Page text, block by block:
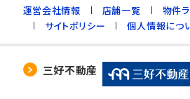
運営会社情報 店舗一覧
物件
サイトポリシー
個人情報につ
三好不動産